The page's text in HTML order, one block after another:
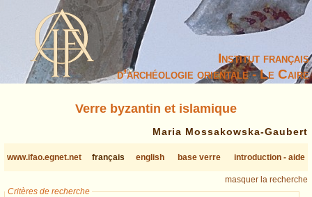
Institut français
d’archéologie orientale - Le Caire
Verre byzantin et islamique
Maria Mossakowska-Gaubert
www.ifao.egnet.net français english base verre introduction - aide
masquer la recherche
Critères de recherche